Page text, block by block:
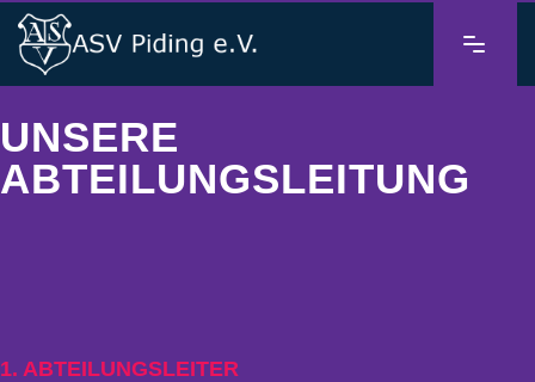
UNSERE
ABTEILUNGSLEITUNG
1. ABTEILUNGSLEITER